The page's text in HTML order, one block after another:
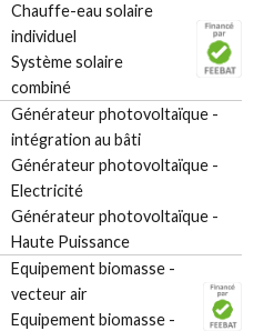
Chauffe-eau solaire
individuel
Système solaire
combiné
Générateur photovoltaïque -
intégration au bâti
Générateur photovoltaïque -
Electricité
Générateur photovoltaïque -
Haute Puissance
Equipement biomasse -
vecteur air
Equipement biomasse -